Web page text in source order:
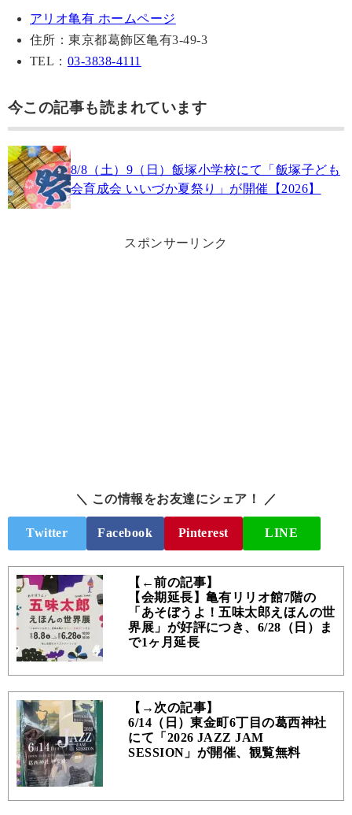
アリオ亀有 ホームページ
住所：東京都葛飾区亀有3-49-3
TEL： 03-3838-4111
今この記事も読まれています
8/8（土）9（日）飯塚小学校にて「飯塚子ども
会育成会 いいづか夏祭り」が開催【2026】
スポンサーリンク
＼ この情報をお友達にシェア！ ／
Twitter Facebook Pinterest LINE
【←前の記事】
【会期延長】亀有リリオ館7階の
「あそぼうよ！五味太郎えほんの世
界展」が好評につき、6/28（日）ま
で1ヶ月延長
【→次の記事】
6/14（日）東金町6丁目の葛西神社
にて「2026 JAZZ JAM
SESSION」が開催、観覧無料